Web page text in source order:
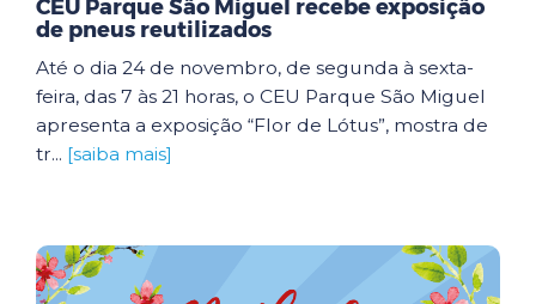
CEU Parque São Miguel recebe exposição
de pneus reutilizados
Até o dia 24 de novembro, de segunda à sexta-
feira, das 7 às 21 horas, o CEU Parque São Miguel
apresenta a exposição “Flor de Lótus”, mostra de
tr... [saiba mais]